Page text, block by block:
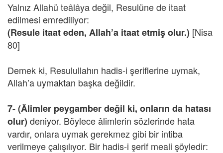
Yalnız Allahü teâlâya değil, Resulüne de itaat
edilmesi emrediliyor:
(Resule itaat eden, Allah’a itaat etmiş olur.) [Nisa
80]
Demek ki, Resulullahın hadis-i şeriflerine uymak,
Allah’a uymaktan başka değildir.
7- (Âlimler peygamber değil ki, onların da hatası
olur) deniyor. Böylece âlimlerin sözlerinde hata
vardır, onlara uymak gerekmez gibi bir intiba
verilmeye çalışılıyor. Bir hadis-i şerif meali şöyledir: